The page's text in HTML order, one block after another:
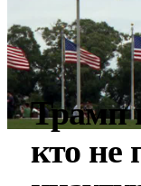
Трамп
кто не